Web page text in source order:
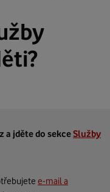
a jděte do sekceSlužby
e-mail a